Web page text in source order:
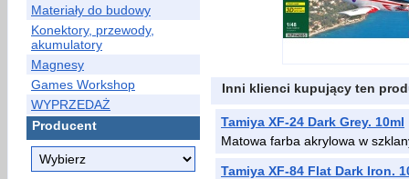
Materiały do budowy
Konektory, przewody,
akumulatory
Magnesy
Games Workshop
WYPRZEDAŻ
Producent
Inni klienci kupujący ten
Tamiya XF-24 Dark Grey. 10ml
Matowa farba akrylowa w
Tamiya XF-84 Flat Dark Iron.